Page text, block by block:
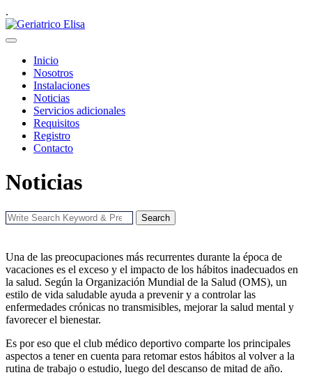
.
Inicio
Nosotros
Instalaciones
Noticias
Servicios adicionales
Requisitos
Registro
Contacto
Noticias
Search
Una de las preocupaciones más recurrentes durante la época de
vacaciones es el exceso y el impacto de los hábitos inadecuados en
la salud. Según la Organización Mundial de la Salud (OMS), un
estilo de vida saludable ayuda a prevenir y a controlar las
enfermedades crónicas no transmisibles, mejorar la salud mental y
favorecer el bienestar.
Es por eso que el club médico deportivo comparte los principales
aspectos a tener en cuenta para retomar estos hábitos al volver a la
rutina de trabajo o estudio, luego del descanso de mitad de año.